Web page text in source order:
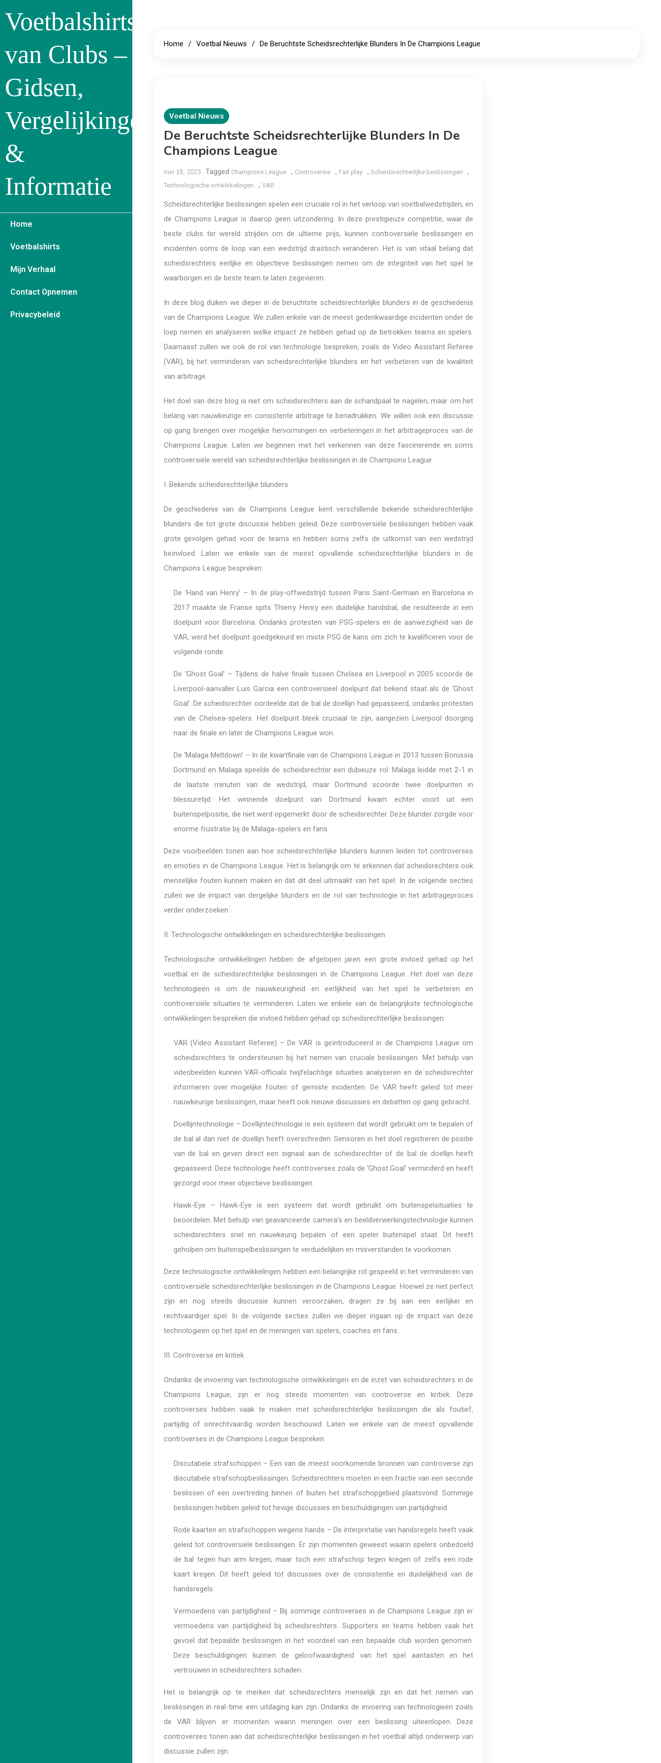
content
Voetbalshirts
van Clubs –
Gidsen,
Vergelijkingen
&
Informatie
Home
Voetbalshirts
Mijn Verhaal
Contact Opnemen
Privacybeleid
Home Voetbal Nieuws De Beruchtste Scheidsrechterlijke Blunders In De Champions League
Voetbal Nieuws
De Beruchtste Scheidsrechterlijke Blunders In De
Champions League
mei 18, 2023 Tagged Champions League , Controversie , Fair play , Scheidsrechterlijke beslissingen ,
Technologische ontwikkelingen , VAR
Scheidsrechterlijke beslissingen spelen een cruciale rol in het verloop van voetbalwedstrijden, en
de Champions League is daarop geen uitzondering. In deze prestigieuze competitie, waar de
beste clubs ter wereld strijden om de ultieme prijs, kunnen controversiële beslissingen en
incidenten soms de loop van een wedstrijd drastisch veranderen. Het is van vitaal belang dat
scheidsrechters eerlijke en objectieve beslissingen nemen om de integriteit van het spel te
waarborgen en de beste team te laten zegevieren.
In deze blog duiken we dieper in de beruchtste scheidsrechterlijke blunders in de geschiedenis
van de Champions League. We zullen enkele van de meest gedenkwaardige incidenten onder de
loep nemen en analyseren welke impact ze hebben gehad op de betrokken teams en spelers.
Daarnaast zullen we ook de rol van technologie bespreken, zoals de Video Assistant Referee
(VAR), bij het verminderen van scheidsrechterlijke blunders en het verbeteren van de kwaliteit
van arbitrage.
Het doel van deze blog is niet om scheidsrechters aan de schandpaal te nagelen, maar om het
belang van nauwkeurige en consistente arbitrage te benadrukken. We willen ook een discussie
op gang brengen over mogelijke hervormingen en verbeteringen in het arbitrageproces van de
Champions League. Laten we beginnen met het verkennen van deze fascinerende en soms
controversiële wereld van scheidsrechterlijke beslissingen in de Champions League.
I. Bekende scheidsrechterlijke blunders
De geschiedenis van de Champions League kent verschillende bekende scheidsrechterlijke
blunders die tot grote discussie hebben geleid. Deze controversiële beslissingen hebben vaak
grote gevolgen gehad voor de teams en hebben soms zelfs de uitkomst van een wedstrijd
beïnvloed. Laten we enkele van de meest opvallende scheidsrechterlijke blunders in de
Champions League bespreken:
De ‘Hand van Henry’ – In de play-offwedstrijd tussen Paris Saint-Germain en Barcelona in
2017 maakte de Franse spits Thierry Henry een duidelijke handsbal, die resulteerde in een
doelpunt voor Barcelona. Ondanks protesten van PSG-spelers en de aanwezigheid van de
VAR, werd het doelpunt goedgekeurd en miste PSG de kans om zich te kwalificeren voor de
volgende ronde.
De ‘Ghost Goal’ – Tijdens de halve finale tussen Chelsea en Liverpool in 2005 scoorde de
Liverpool-aanvaller Luis Garcia een controversieel doelpunt dat bekend staat als de ‘Ghost
Goal’. De scheidsrechter oordeelde dat de bal de doellijn had gepasseerd, ondanks protesten
van de Chelsea-spelers. Het doelpunt bleek cruciaal te zijn, aangezien Liverpool doorging
naar de finale en later de Champions League won.
De ‘Malaga Meltdown’ – In de kwartfinale van de Champions League in 2013 tussen Borussia
Dortmund en Malaga speelde de scheidsrechter een dubieuze rol. Malaga leidde met 2-1 in
de laatste minuten van de wedstrijd, maar Dortmund scoorde twee doelpunten in
blessuretijd. Het winnende doelpunt van Dortmund kwam echter voort uit een
buitenspelpositie, die niet werd opgemerkt door de scheidsrechter. Deze blunder zorgde voor
enorme frustratie bij de Malaga-spelers en fans.
Deze voorbeelden tonen aan hoe scheidsrechterlijke blunders kunnen leiden tot controverses
en emoties in de Champions League. Het is belangrijk om te erkennen dat scheidsrechters ook
menselijke fouten kunnen maken en dat dit deel uitmaakt van het spel. In de volgende secties
zullen we de impact van dergelijke blunders en de rol van technologie in het arbitrageproces
verder onderzoeken.
II. Technologische ontwikkelingen en scheidsrechterlijke beslissingen
Technologische ontwikkelingen hebben de afgelopen jaren een grote invloed gehad op het
voetbal en de scheidsrechterlijke beslissingen in de Champions League. Het doel van deze
technologieën is om de nauwkeurigheid en eerlijkheid van het spel te verbeteren en
controversiële situaties te verminderen. Laten we enkele van de belangrijkste technologische
ontwikkelingen bespreken die invloed hebben gehad op scheidsrechterlijke beslissingen:
VAR (Video Assistant Referee) – De VAR is geïntroduceerd in de Champions League om
scheidsrechters te ondersteunen bij het nemen van cruciale beslissingen. Met behulp van
videobeelden kunnen VAR-officials twijfelachtige situaties analyseren en de scheidsrechter
informeren over mogelijke fouten of gemiste incidenten. De VAR heeft geleid tot meer
nauwkeurige beslissingen, maar heeft ook nieuwe discussies en debatten op gang gebracht.
Doellijntechnologie – Doellijntechnologie is een systeem dat wordt gebruikt om te bepalen of
de bal al dan niet de doellijn heeft overschreden. Sensoren in het doel registreren de positie
van de bal en geven direct een signaal aan de scheidsrechter of de bal de doellijn heeft
gepasseerd. Deze technologie heeft controverses zoals de ‘Ghost Goal’ verminderd en heeft
gezorgd voor meer objectieve beslissingen.
Hawk-Eye – Hawk-Eye is een systeem dat wordt gebruikt om buitenspelsituaties te
beoordelen. Met behulp van geavanceerde camera’s en beeldverwerkingstechnologie kunnen
scheidsrechters snel en nauwkeurig bepalen of een speler buitenspel staat. Dit heeft
geholpen om buitenspelbeslissingen te verduidelijken en misverstanden te voorkomen.
Deze technologische ontwikkelingen hebben een belangrijke rol gespeeld in het verminderen van
controversiële scheidsrechterlijke beslissingen in de Champions League. Hoewel ze niet perfect
zijn en nog steeds discussie kunnen veroorzaken, dragen ze bij aan een eerlijker en
rechtvaardiger spel. In de volgende secties zullen we dieper ingaan op de impact van deze
technologieën op het spel en de meningen van spelers, coaches en fans.
III. Controverse en kritiek
Ondanks de invoering van technologische ontwikkelingen en de inzet van scheidsrechters in de
Champions League, zijn er nog steeds momenten van controverse en kritiek. Deze
controverses hebben vaak te maken met scheidsrechterlijke beslissingen die als foutief,
partijdig of onrechtvaardig worden beschouwd. Laten we enkele van de meest opvallende
controverses in de Champions League bespreken:
Discutabele strafschoppen – Een van de meest voorkomende bronnen van controverse zijn
discutabele strafschopbeslissingen. Scheidsrechters moeten in een fractie van een seconde
beslissen of een overtreding binnen of buiten het strafschopgebied plaatsvond. Sommige
beslissingen hebben geleid tot hevige discussies en beschuldigingen van partijdigheid.
Rode kaarten en strafschoppen wegens hands – De interpretatie van handsregels heeft vaak
geleid tot controversiële beslissingen. Er zijn momenten geweest waarin spelers onbedoeld
de bal tegen hun arm kregen, maar toch een strafschop tegen kregen of zelfs een rode
kaart kregen. Dit heeft geleid tot discussies over de consistentie en duidelijkheid van de
handsregels.
Vermoedens van partijdigheid – Bij sommige controverses in de Champions League zijn er
vermoedens van partijdigheid bij scheidsrechters. Supporters en teams hebben vaak het
gevoel dat bepaalde beslissingen in het voordeel van een bepaalde club worden genomen.
Deze beschuldigingen kunnen de geloofwaardigheid van het spel aantasten en het
vertrouwen in scheidsrechters schaden.
Het is belangrijk op te merken dat scheidsrechters menselijk zijn en dat het nemen van
beslissingen in real-time een uitdaging kan zijn. Ondanks de invoering van technologieën zoals
de VAR blijven er momenten waarin meningen over een beslissing uiteenlopen. Deze
controverses tonen aan dat scheidsrechterlijke beslissingen in het voetbal altijd onderwerp van
discussie zullen zijn.